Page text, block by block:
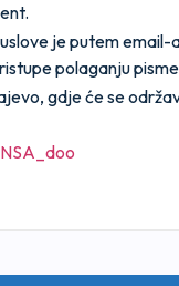
je putem email-
polaganju
gdje će se